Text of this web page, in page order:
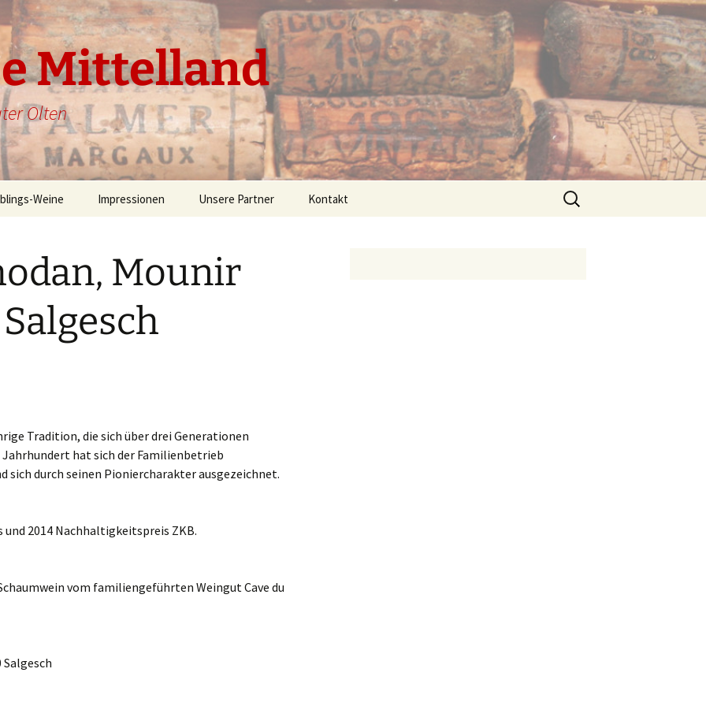
Mittelland
Olten
Weine Impressionen Unsere Partner Kontakt
Suche
nach:
Mounir
Tradition, die sich über drei Generationen
hat sich der Familienbetrieb
durch seinen Pioniercharakter ausgezeichnet.
und 2014 Nachhaltigkeitspreis ZKB.
vom familiengeführten Weingut Cave du